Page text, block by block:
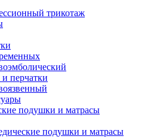
трикотаж
и перчатки
подушки и матрасы
подушки и матрасы